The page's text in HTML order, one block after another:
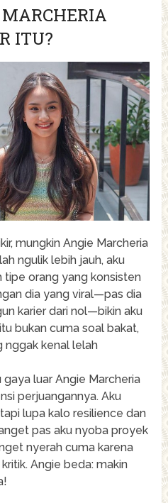
ITU?
mungkin Angie Marcheria
ngulik lebih jauh, aku
tipe orang yang konsisten
dia yang viral—pas dia
karier dari nol—bikin aku
bukan cuma soal bakat,
nggak kenal lelah
gaya luar Angie Marcheria
perjuangannya. Aku
lupa kalo resilience dan
pas aku nyoba proyek
nyerah cuma karena
Angie beda: makin